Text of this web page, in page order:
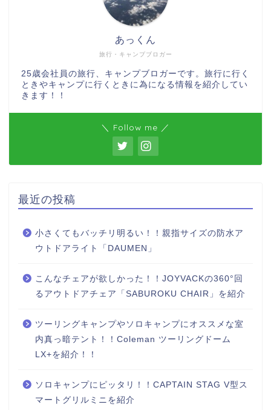
旅行・キャンプブロガー
あっくん
25歳会社員の旅行、キャンプブロガーです。旅行に行く
ときやキャンプに行くときに為になる情報を紹介してい
きます！！
＼ Follow me ／
最近の投稿
小さくてもバッチリ明るい！！親指サイズの防水ア
ウトドアライト「DAUMEN」
こんなチェアが欲しかった！！JOYVACKの360°回
るアウトドアチェア「SABUROKU CHAIR」を紹介
ツーリングキャンプやソロキャンプにオススメな室
内真っ暗テント！！Coleman ツーリングドーム
LX+を紹介！！
ソロキャンプにピッタリ！！CAPTAIN STAG V型ス
マートグリルミニを紹介